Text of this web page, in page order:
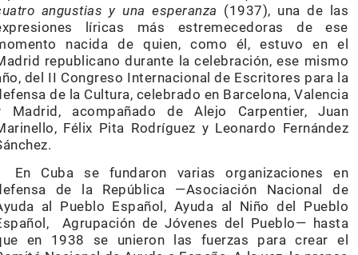
angustias y una esperanza (1937), una de las
líricas más estremecedoras de ese
nacida de quien, como él, estuvo en el
republicano durante la celebración, ese mismo
del II Congreso Internacional de Escritores para la
de la Cultura, celebrado en Barcelona, Valencia
Madrid, acompañado de Alejo Carpentier, Juan
Félix Pita Rodríguez y Leonardo Fernández
Cuba se fundaron varias organizaciones en
de la República —Asociación Nacional de
al Pueblo Español, Ayuda al Niño del Pueblo
Agrupación de Jóvenes del Pueblo— hasta
en 1938 se unieron las fuerzas para crear el